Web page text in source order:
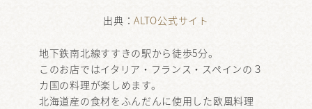
出典：ALTO公式サイト
地下鉄南北線すすきの駅から徒歩5分。
このお店ではイタリア・フランス・スペインの３
カ国の料理が楽しめます。
北海道産の食材をふんだんに使用した欧風料理